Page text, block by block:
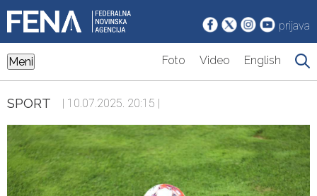
prijava
Meni Foto Video English
SPORT | 10.07.2025. 20:15 |